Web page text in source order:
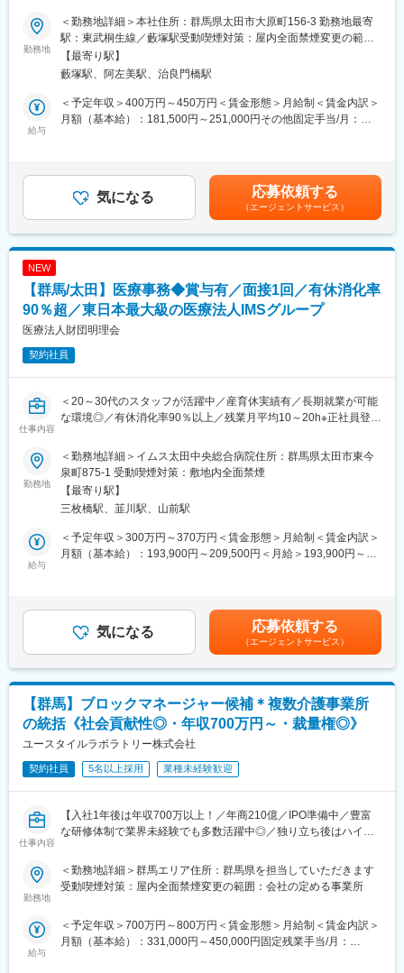
変更の範囲：会社の定める業務
の細胞遺伝子治療薬を含む)、開発プロジェクトの担当機会が多
く、効率的に経験を積むことができます。
・グローバルプロジェクトにおいては、海外現地法人、製造委託
先等のステークホルダーとの協業経験を積むことができ、各国の
られます
・投与デバイス・コンビネーション製品の設計や新規剤形ならび
抗体技術を核としたバイオ医薬の研究開発力と製造技術を強み
に、次世代抗体医薬・低分子創薬・核酸医薬・再生医療の4つのを
モダリティの開発を推進しています。骨／ミネラル・血液がん・
の健康に貢献する日本発のグローバル企業を目指しています。
変更の範囲：会社の定める業務
■職務内容：当社の人事労務担当として従事いただきます。
入社する方の経験や適性に合わせて下記業務をお任せしていく予
定です。
・給与計算
・勤怠管理（残業時間集計及び有給休暇管理等）
・新入社員の資格取得手続き
・退職社員の喪失手続き
・電話対応等
OJTや引継ぎなどを通して業務を覚えていただきます。入社して3
か月程は丁寧に教えてもらえる環境です。
総務部の中に部長1名（男性）メンバー4名（男性：3名、女性：1
※会社全体で中途入社は8割で馴染みやすい職場です◎
・土日、祝日休みになります。連続休暇や有給も取得しやすい環
境です。
・残業も少なく、プライベートも大切にできます。
増員募集です。
やスキルを社員同士で高め合い成長しあえる環境です◎
め合いながら、業務をしております。
人生における仕事の割合は、20～30％と言われており、大切な時
間を仕事を通して充実した時間にしてみませんか？
変更の範囲：会社の定める業務
勤務地
＜勤務地詳細＞本社住所：群馬県太田市大原町156-3 勤務地最寄
駅：東武桐生線／藪塚駅受動喫煙対策：屋内全面禁煙変更の範
囲：会社の定める事業所
【最寄り駅】
藪塚駅、阿左美駅、治良門橋駅
給与
＜予定年収＞400万円～450万円＜賃金形態＞月給制＜賃金内訳＞
月額（基本給）：181,500円～251,000円その他固定手当/月：
無＞有＜残業手当＞有＜給与補足＞※固定残業手当は月、31時
間、53,000円 ～ 60,000円を支給 超過した時間外労働の残業手
当は追加支給※給与額につきましては、スキルや経験によって決定
します。■賞与：有（年間：約3ヶ月分）賃金はあくまでも目安の
金額であり、選考を通じて上下する可能性があります。月給(月額)
気になる 応募依頼する
（エージェントサービス）
NEW
【群馬/太田】医療事務◆賞与有／面接1回／有休消化率
90％超／東日本最大級の医療法人IMSグループ
医療法人財団明理会
契約社員
仕事内容
＜20～30代のスタッフが活躍中／産育休実績有／長期就業が可能
な環境◎／有休消化率90％以上／残業月平均10～20h※正社員登用
■募集背景：
IMSグループがより一層、地域の皆さまの健康をサポートしてい
くには、仲間を増やすことが必要不可欠です。その為に、縁の下
の力持ちである「事務職」のメンバーを増員したく、募集をスタ
ートいたしました！
■業務内容：
■業務詳細：
・カルテ作成 など
■入社後の流れ：
入職後は先輩スタッフのサポートのもと、OJTで業務を学んでい
ただきます。経験やスキルに応じて、優しい先輩スタッフがメン
ターとなり、マンツーマンで丁寧にサポートしますので、すぐに
全てをお任せすることはありませんのでご安心ください。
■充実した研修制度：
『IMSスクール』というグループ全体の研修制度があり、入職後
を深める機会が豊富で、職場全体でスキルアップに励んでいま
す。職員同士の関係もフラットで、上司や先輩に相談しやすく、
ーションも活発で、業務の効率化や改善に取り組むことができま
す。さらに、後輩職員の指導役を担当する機会もあり、リーダー
勤務地
＜勤務地詳細＞イムス太田中央総合病院住所：群馬県太田市東今
泉町875-1 受動喫煙対策：敷地内全面禁煙
【最寄り駅】
三枚橋駅、韮川駅、山前駅
給与
＜予定年収＞300万円～370万円＜賃金形態＞月給制＜賃金内訳＞
月額（基本給）：193,900円～209,500円＜月給＞193,900円～
デル年収】年収320万円／25歳 一般職 経験1年年収450万円／31
歳 主任職 経験6年賃金はあくまでも目安の金額であり、選考を通
じて上下する可能性があります。月給(月額)は固定手当を含めた表
記です。
気になる 応募依頼する
（エージェントサービス）
【群馬】ブロックマネージャー候補＊複数介護事業所
の統括《社会貢献性◎・年収700万円～・裁量権◎》
ユースタイルラボラトリー株式会社
契約社員 5名以上採用 業種未経験歓迎
仕事内容
【入社1年後は年収700万以上！／年商210億／IPO準備中／豊富
な研修体制で業界未経験でも多数活躍中◎／独り立ち後はハイブ
重度障害のある方や高齢者の方等に医療的ケアサービスを行う訪
ジャー候補を募集します。
★下記インタビューをぜひご覧ください！
勤務地
＜勤務地詳細＞群馬エリア住所：群馬県を担当していただきます
受動喫煙対策：屋内全面禁煙変更の範囲：会社の定める事業所
給与
＜予定年収＞700万円～800万円＜賃金形態＞月給制＜賃金内訳＞
月額（基本給）：331,000円～450,000円固定残業手当/月：